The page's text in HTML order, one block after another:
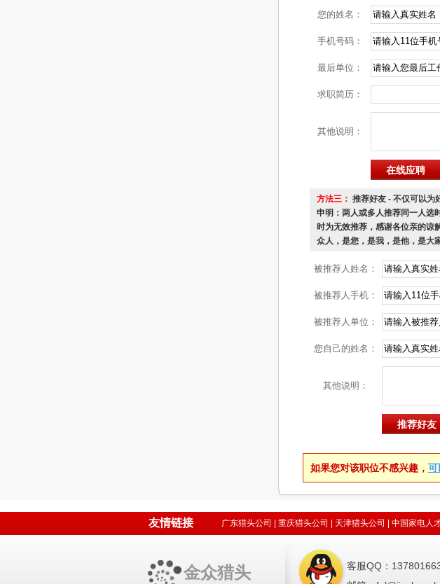
您的姓名：
手机号码：
最后单位：
求职简历：
其他说明：
方法三： 推荐好友 - 不仅可以为
申明：两人或多人推荐同一人选
时为无效推荐，感谢各位亲的谅
众人，是您，是我，是他，是大
被推荐人姓名：
被推荐人手机：
被推荐人单位：
您自己的姓名：
其他说明：
如果您对该职位不感兴趣， 可
友情链接 广东猎头公司 | 重庆猎头公司 | 天津猎头公司 | 中国家电人
金众猎头
客服QQ：